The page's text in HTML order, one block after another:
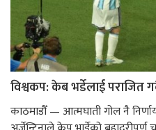
विश्वकप: केब भर्डेलाई पराजित
काठमाडौँ — आत्मघाती गोल नै